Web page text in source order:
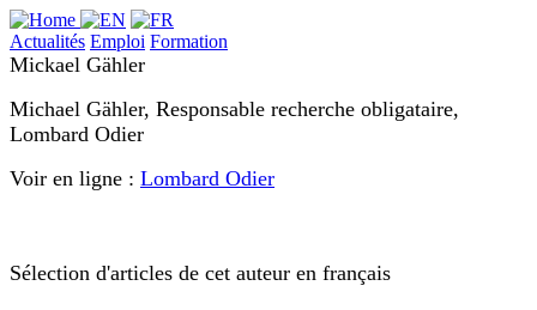
Actualités Emploi Formation
Mickael Gähler
Michael Gähler, Responsable recherche obligataire,
Lombard Odier
Voir en ligne : Lombard Odier
Sélection d'articles de cet auteur en français